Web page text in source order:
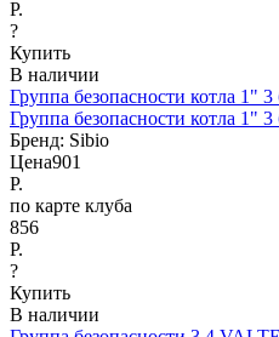
Р.
?
Купить
В наличии
Группа безопасности котла 1"
Группа безопасности котла 1"
Бренд: Sibio
Цена901
Р.
по карте клуба
856
Р.
?
Купить
В наличии